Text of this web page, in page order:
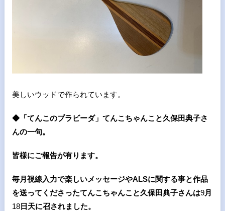
美しいウッドで作られています。
◆「てんこのプラビーダ」てんこちゃんこと久保田典子さ
んの一句。
皆様にご報告が有ります。
毎月視線入力で楽しいメッセージやALSに関する事と作品
を送ってくださったてんこちゃんこと久保田典子さんは9月
18日天に召されました。